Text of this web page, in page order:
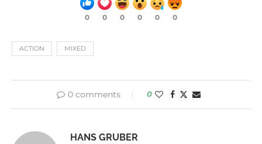
0 0 0 0 0 0
ACTION MIXED
0 comments 0
HANS GRUBER